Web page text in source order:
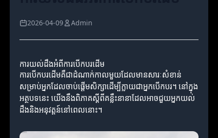
2026-04-09 Admin
ការយល់ដឹងអំពីការបើកបរដើម
ការបើកបរដើមគឺជាដំណាក់កាលមួយដែលមានសារៈសំខាន់
សម្រាប់អ្នកដែលចាប់ផ្តើមសិក្សាដើម្បីក្លាយជាអ្នកបើកបរ។ នៅក្នុង
អត្ថបទនេះ យើងនឹងពិភាគស្តីពីគន្លឹះនានាដែលអាចជួយអ្នកយល់
ដឹងនិងអនុវត្តន៍នៅពេលនោះ។